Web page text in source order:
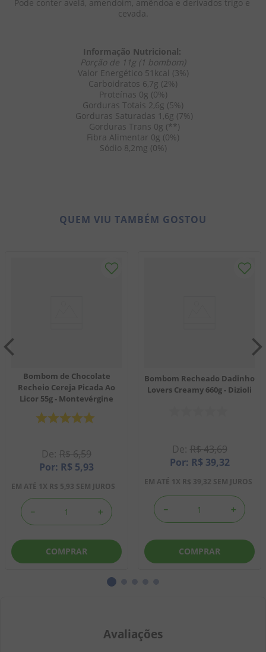
Pode conter avelã, amendoim, amêndoa e derivados trigo e
cevada.
Informação Nutricional:
Porção de 11g (1 bombom)
Valor Energético 51kcal (3%)
Carboidratos 6,7g (2%)
Proteínas 0g (0%)
Gorduras Totais 2,6g (5%)
Gorduras Saturadas 1,6g (7%)
Gorduras Trans 0g (**)
Fibra Alimentar 0g (0%)
Sódio 8,2mg (0%)
QUEM VIU TAMBÉM GOSTOU
Bombom de Chocolate
Recheio Cereja Picada Ao
Licor 55g - Montevérgine
R$6,59
R$ 5,93
EM ATÉ 1X R$ 5,93 SEM JUROS
＋
－
COMPRAR
Bombom Recheado Dadinho
Lovers Creamy 660g - Dizioli
R$ 43,69
R$ 39,32
EM ATÉ 1X R$ 39,32 SEM JUROS
＋
－
COMPRAR
Avaliações